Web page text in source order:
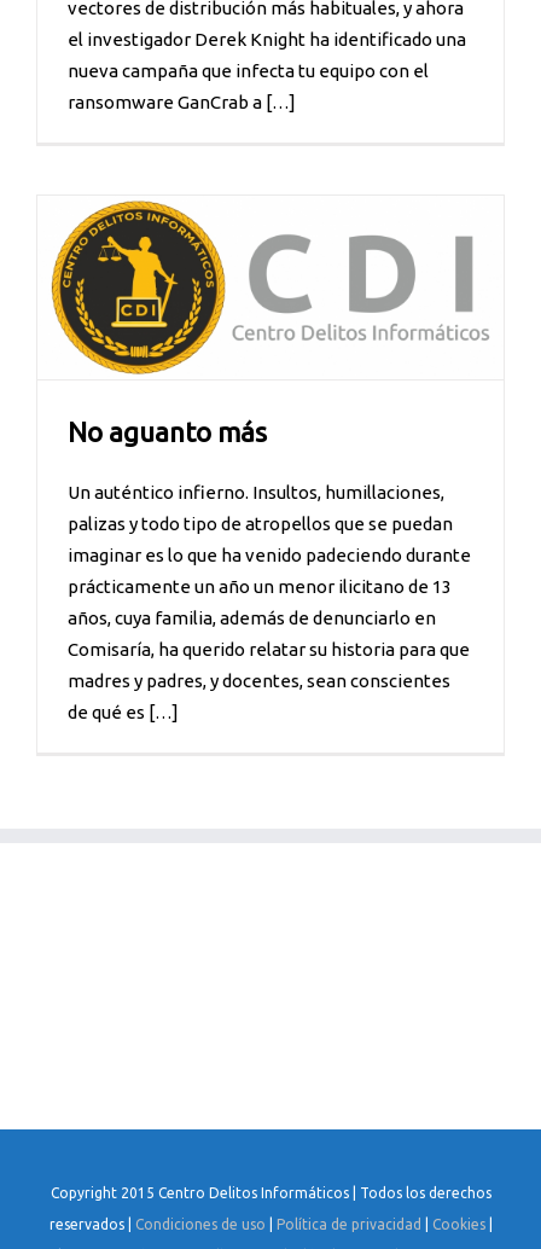
vectores de distribución más habituales, y ahora
el investigador Derek Knight ha identificado una
nueva campaña que infecta tu equipo con el
ransomware GanCrab a […]
No aguanto más
Un auténtico infierno. Insultos, humillaciones,
palizas y todo tipo de atropellos que se puedan
imaginar es lo que ha venido padeciendo durante
prácticamente un año un menor ilicitano de 13
años, cuya familia, además de denunciarlo en
Comisaría, ha querido relatar su historia para que
madres y padres, y docentes, sean conscientes
de qué es […]
Copyright 2015 Centro Delitos Informáticos | Todos los derechos
reservados | Condiciones de uso Política de privacidad Cookies|